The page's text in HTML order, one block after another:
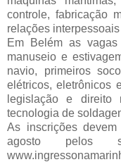
controle, fabricação
relações
Em Belém as
manuseio e
navio, primeiros
elétricos, eletrônicos
legislação e direito
tecnologia de
As inscrições
agosto pelos